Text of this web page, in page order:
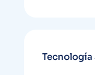
Tecnología